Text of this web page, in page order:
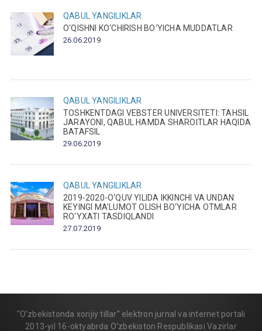
QABUL
YANGILIKLAR
O‘QISHNI KO‘CHIRISH BO‘YICHA MUDDATLAR
26.06.2019
QABUL
YANGILIKLAR
TOSHKENTDAGI VEBSTER UNIVERSITETI: TAHSIL
JARAYONI, QABUL HAMDA SHAROITLAR HAQIDA
BATAFSIL
29.06.2019
QABUL
YANGILIKLAR
2019-2020-O‘QUV YILIDA IKKINCHI VA UNDAN
KEYINGI MA’LUMOT OLISH BO‘YICHA OTMLAR
RO‘YXATI TASDIQLANDI
27.07.2019
"O‘zbekistonda xorijiy tillar" elektron jurnal va internet portali
2013-yil 16-oktyabrda O‘zbekiston Respublikasi Vazirlar